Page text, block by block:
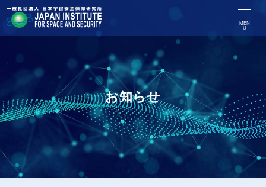
MEN
U
お知らせ